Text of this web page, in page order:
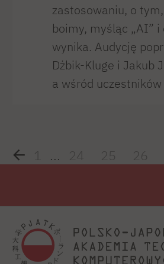
zastosowaniu, o
boimy, myśląc „AI”
wynika. Audycję
Dżbik-Kluge i Jakub
a wśród
1 ... 24 25 26